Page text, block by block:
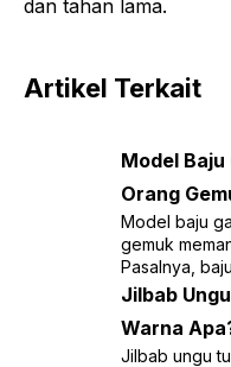
dan tahan lama.
Artikel Terkait
Model Baju
Orang
Model baju
gemuk
Pasalnya,
Jilbab
Warna
Jilbab ungu